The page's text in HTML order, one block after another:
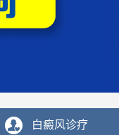
白癜风诊疗